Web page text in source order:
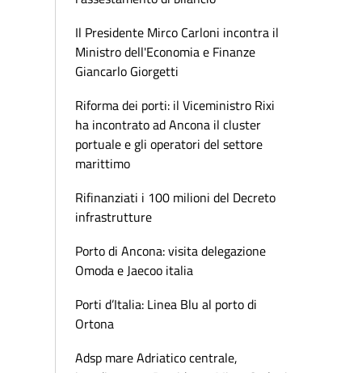
Il Presidente Mirco Carloni incontra il
Ministro dell'Economia e Finanze
Giancarlo Giorgetti
Riforma dei porti: il Viceministro Rixi
ha incontrato ad Ancona il cluster
portuale e gli operatori del settore
marittimo
Rifinanziati i 100 milioni del Decreto
infrastrutture
Porto di Ancona: visita delegazione
Omoda e Jaecoo italia
Porti d’Italia: Linea Blu al porto di
Ortona
Adsp mare Adriatico centrale,